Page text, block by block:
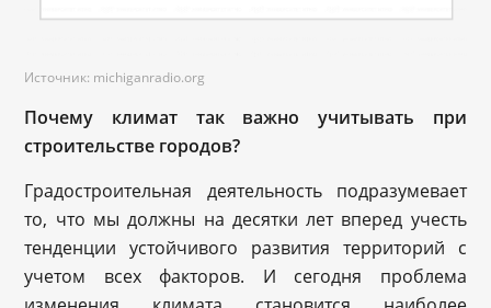
Источник: michiganradio.org
Почему климат так важно учитывать при
строительстве городов?
Градостроительная деятельность подразумевает
то, что мы должны на десятки лет вперед учесть
тенденции устойчивого развития территорий с
учетом всех факторов. И сегодня проблема